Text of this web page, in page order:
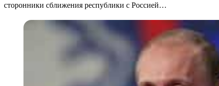
сторонники сближения республики с Россией…